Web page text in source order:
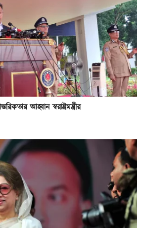
আহ্বান স্বরাষ্ট্রমন্ত্রীর